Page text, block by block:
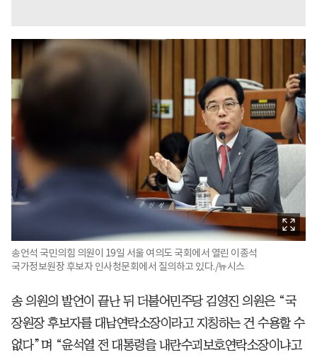
송언석 국민의힘 의원이 19일 서울 여의도 국회에서 열린 이종석
국가정보원장 후보자 인사청문회에서 질의하고 있다./뉴시스
송 의원의 발언이 끝난 뒤 더불어민주당 김영진 의원은 “국
장원장 후보자를 대남연락소장이라고 지칭하는 건 수용할 수
없다”며 “윤석열 전 대통령을 내란수괴보호연락소장이냐고